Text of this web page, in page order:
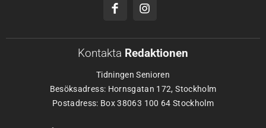
Kontakta Redaktionen
Tidningen Senioren
Besöksadress: Hornsgatan 172, Stockholm
Postadress: Box 38063 100 64 Stockholm